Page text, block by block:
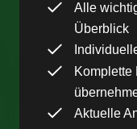
Alle
Überblick
Komplette
Aktuelle